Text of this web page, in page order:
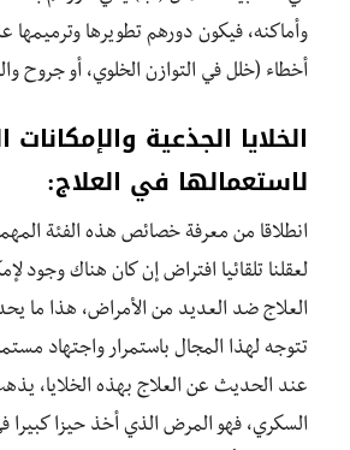
وأماكنه، فيكون دورهم تطويرها
أخطاء (خلل في التوازن الخلوي، أو جروح
الخلايا الجذعية والإمكانات
لاستعمالها في العلاج:
انطلاقا من معرفة خصائص هذه الفئة المهمة
لعقلنا تلقائيا افتراض إن كان هناك وجود
العلاج ضد العديد من الأمراض، هذا ما
تتوجه لهذا المجال باستمرار واجتهاد
عند الحديث عن العلاج بهذه الخلايا،
السكري، فهو المرض الذي أخذ حيزا كبيرا